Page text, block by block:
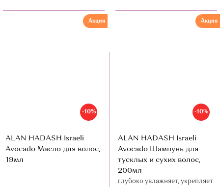
-10%
Акция
ALAN HADASH Israeli
Avocado Масло для волос,
19мл
-10%
Акция
ALAN HADASH Israeli
Avocado Шампунь для
тусклых и сухих волос,
200мл
глубоко увлажняет, укрепляет